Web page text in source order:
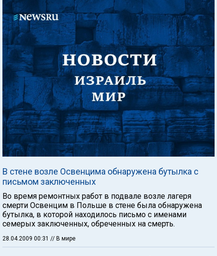
В стене возле Освенцима обнаружена бутылка с
письмом заключенных
Во время ремонтных работ в подвале возле лагеря
смерти Освенцим в Польше в стене была обнаружена
бутылка, в которой находилось письмо с именами
семерых заключенных, обреченных на смерть.
28.04.2009 00:31 // В мире